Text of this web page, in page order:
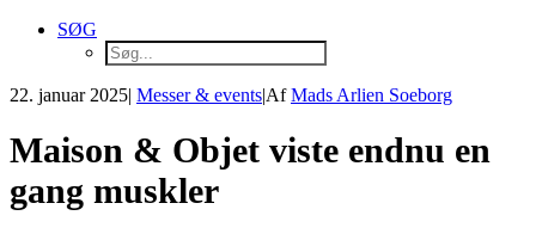
SØG
22. januar 2025| Messer & events|AfMads Arlien Soeborg
Maison & Objet viste endnu en
gang muskler